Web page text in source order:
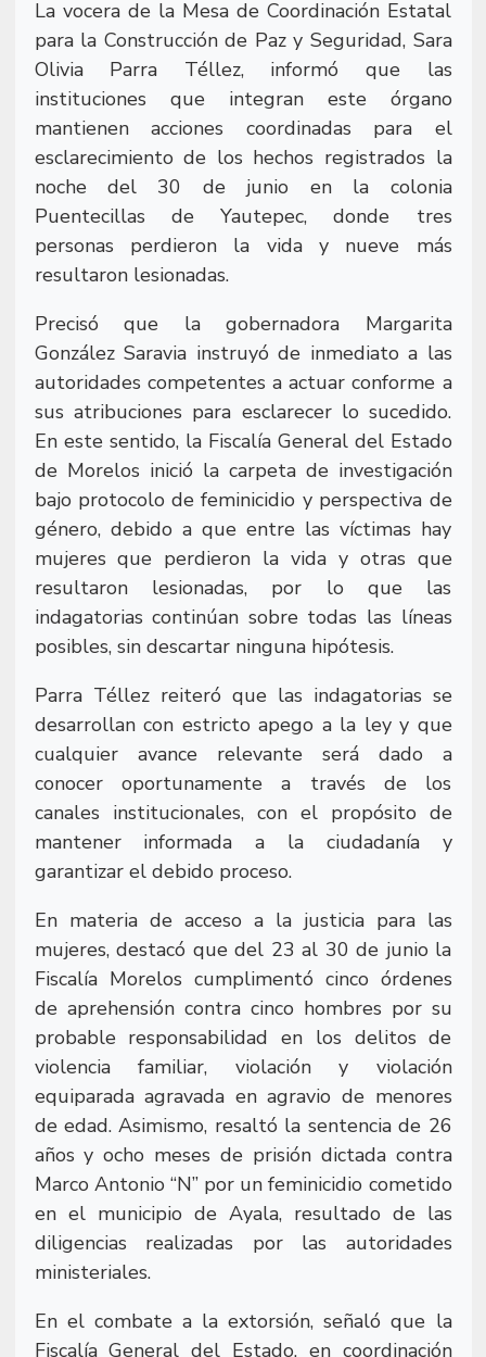
La vocera de la Mesa de Coordinación Estatal
para la Construcción de Paz y Seguridad, Sara
Olivia Parra Téllez, informó que las
instituciones que integran este órgano
mantienen acciones coordinadas para el
esclarecimiento de los hechos registrados la
noche del 30 de junio en la colonia
Puentecillas de Yautepec, donde tres
personas perdieron la vida y nueve más
resultaron lesionadas.
Precisó que la gobernadora Margarita
González Saravia instruyó de inmediato a las
autoridades competentes a actuar conforme a
sus atribuciones para esclarecer lo sucedido.
En este sentido, la Fiscalía General del Estado
de Morelos inició la carpeta de investigación
bajo protocolo de feminicidio y perspectiva de
género, debido a que entre las víctimas hay
mujeres que perdieron la vida y otras que
resultaron lesionadas, por lo que las
indagatorias continúan sobre todas las líneas
posibles, sin descartar ninguna hipótesis.
Parra Téllez reiteró que las indagatorias se
desarrollan con estricto apego a la ley y que
cualquier avance relevante será dado a
conocer oportunamente a través de los
canales institucionales, con el propósito de
mantener informada a la ciudadanía y
garantizar el debido proceso.
En materia de acceso a la justicia para las
mujeres, destacó que del 23 al 30 de junio la
Fiscalía Morelos cumplimentó cinco órdenes
de aprehensión contra cinco hombres por su
probable responsabilidad en los delitos de
violencia familiar, violación y violación
equiparada agravada en agravio de menores
de edad. Asimismo, resaltó la sentencia de 26
años y ocho meses de prisión dictada contra
Marco Antonio “N” por un feminicidio cometido
en el municipio de Ayala, resultado de las
diligencias realizadas por las autoridades
ministeriales.
En el combate a la extorsión, señaló que la
Fiscalía General del Estado, en coordinación